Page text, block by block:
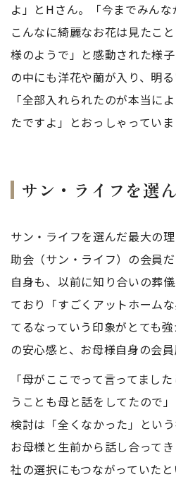
よ」とHさん。「今までみんな
こんなに綺麗なお花は見たこ
様のようで」と感動された様
の中にも洋花や蘭が入り、明
「全部入れられたのが本当に
たですよ」とおっしゃっていま
サン・ライフを選
サン・ライフを選んだ最大の
助会（サン・ライフ）の会員
自身も、以前に知り合いの葬
ており「すごくアットホーム
てるなっていう印象がとても
の安心感と、お母様自身の会員
「母がここでって言ってまし
うことも母と話をしてたので
検討は「全くなかった」とい
お母様と生前から話し合って
社の選択にもつながっていたと